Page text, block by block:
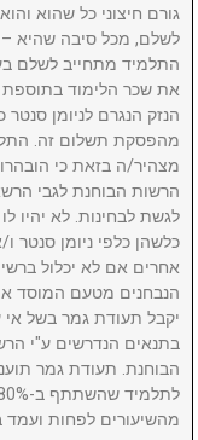
גורם חיצוני כל שהוא
לשלם, מכל סיבה שהיא –
התלמיד מתחייב לשלם
את שכר הלימוד בתוספת
הנזק הנגרם לניומן סנטר
מהפסקת תשלום זה.
מצהיר/ה בזאת כי הובהרו
הרשות הבוחנת לגבי
לגשת לבחינות. לא יהיו
כלשהן כלפי ניומן סנטר ו/
אחרים אם לא יכלול
הנבחנים מטעם המוסד
יקבל תעודת גמר בשל אי
בתנאים הנדרשים ע"י
הבוחנת. תעודת גמר
לתלמיד שהשתתף ב-
מהשיעורים לפחות ועמד